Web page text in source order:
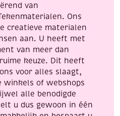
van
Ons
creatieve materialen
aan. U heeft met
van meer dan
keuze. Dit heeft
voor alles slaagt,
winkels of webshops
alle benodigde
u dus gewoon in één